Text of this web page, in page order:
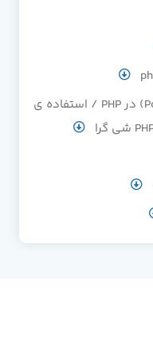
آموزش چندریختی (Polymorphism) در PHP / استفاده ی